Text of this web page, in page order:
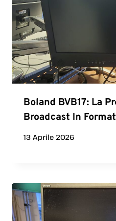
Boland BVB17: La
Broadcast In
13 Aprile 2026